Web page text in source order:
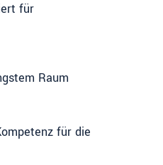
für
Raum
für die